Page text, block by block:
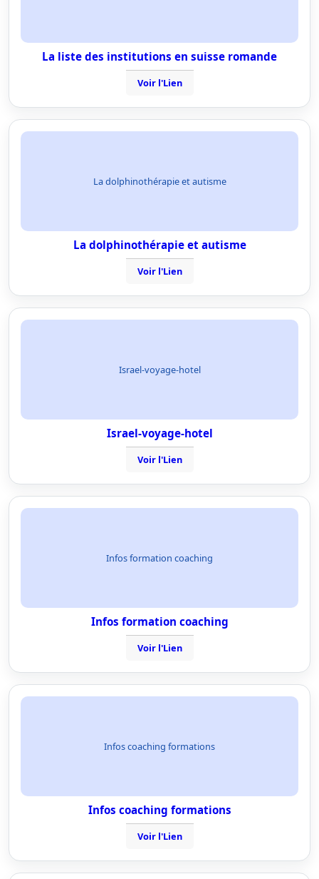
La liste des institutions en suisse romande
Voir l'Lien
La dolphinothérapie et autisme
La dolphinothérapie et autisme
Voir l'Lien
Israel-voyage-hotel
Israel-voyage-hotel
Voir l'Lien
Infos formation coaching
Infos formation coaching
Voir l'Lien
Infos coaching formations
Infos coaching formations
Voir l'Lien